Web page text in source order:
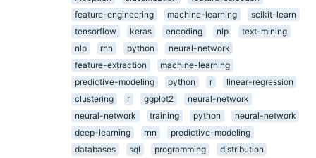
feature-engineering
machine-learning
scikit-learn
tensorflow
keras encoding nlp
text-mining
nlp
rnn python
neural-network
feature-extraction
machine-learning
predictive-modeling
python r
linear-regression
clustering
r ggplot2
neural-network
neural-network
training python
neural-network
deep-learning
rnn
predictive-modeling
databases
sql programming
distribution